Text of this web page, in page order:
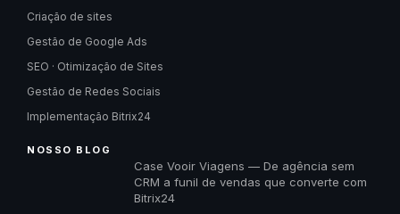
Criação de sites
Gestão de Google Ads
SEO · Otimização de Sites
Gestão de Redes Sociais
Implementação Bitrix24
NOSSO BLOG
Case Vooir Viagens — De agência sem
CRM a funil de vendas que converte com
Bitrix24